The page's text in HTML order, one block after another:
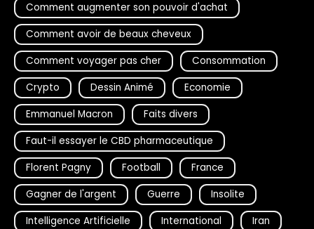
Comment augmenter son pouvoir d'achat
Comment avoir de beaux cheveux
Comment voyager pas cher
Consommation
Crypto
Dessin Animé
Economie
Emmanuel Macron
Faits divers
Faut-il essayer le CBD pharmaceutique
Florent Pagny
Football
France
Gagner de l'argent
Guerre
Insolite
Intelligence Artificielle
International Iran